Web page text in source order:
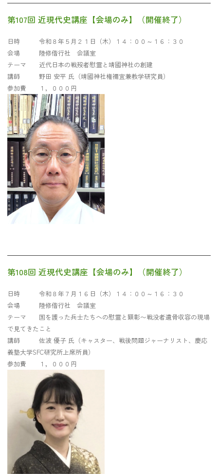
第107回 近現代史講座【会場のみ】（開催終了）
日時 令和８年５月２１日（木）１４：００～１６：３０
会場 陸修偕行社 会議室
テーマ 近代日本の戦歿者慰霊と靖國神社の創建
講師 野田 安平 氏（靖國神社権禰宜兼教学研究員）
参加費 １，０００円
第108回 近現代史講座【会場のみ】（開催終了）
日時 令和８年７月１６日（木）１４：００～１６：３０
会場 陸修偕行社 会議室
テーマ 国を護った兵士たちへの慰霊と顕彰〜戦没者遺骨収容の現場
で見てきたこと
講師 佐波 優子 氏（キャスター、戦後問題ジャーナリスト、慶応
義塾大学SFC研究所上席所員）
参加費 １，０００円